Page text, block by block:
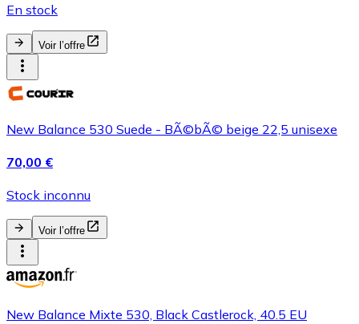
En stock
Voir l’offre
New Balance 530 Suede - BÃ©bÃ© beige 22,5 unisexe
70,00 €
Stock inconnu
Voir l’offre
New Balance Mixte 530, Black Castlerock, 40.5 EU